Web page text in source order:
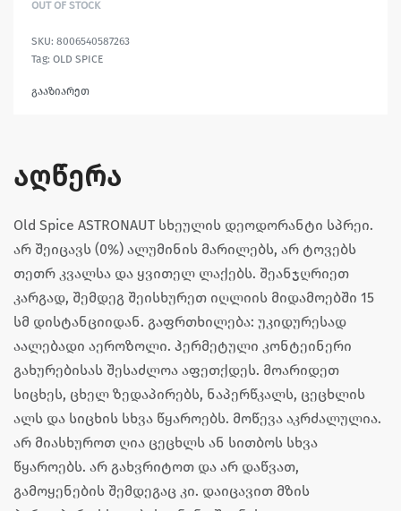
OUT OF STOCK
8006540587263
Tag: OLD SPICE
გააზიარეთ
აღწერა
Old Spice ASTRONAUT სხეულის დეოდორანტი სპრეი.
არ შეიცავს (0%) ალუმინის მარილებს, არ ტოვებს
თეთრ კვალსა და ყვითელ ლაქებს. შეანჯღრიეთ
კარგად, შემდეგ შეისხურეთ იღლიის მიდამოებში 15
სმ დისტანციიდან. გაფრთხილება: უკიდურესად
აალებადი აეროზოლი. ჰერმეტული კონტეინერი
გახურებისას შესაძლოა აფეთქდეს. მოარიდეთ
სიცხეს, ცხელ ზედაპირებს, ნაპერწკალს, ცეცხლის
ალს და სიცხის სხვა წყაროებს. მოწევა აკრძალულია.
არ მიასხუროთ ღია ცეცხლს ან სითბოს სხვა
წყაროებს. არ გახვრიტოთ და არ დაწვათ,
გამოყენების შემდეგაც კი. დაიცავით მზის